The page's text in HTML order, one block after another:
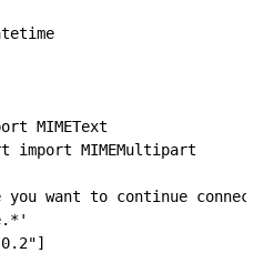
MIMEText
import MIMEMultipart
you want to continue